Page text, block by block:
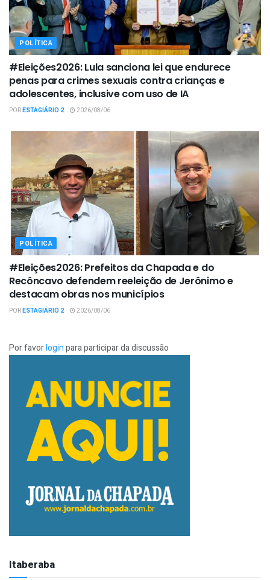
POLÍTICA
#Eleições2026: Lula sanciona lei que endurece
penas para crimes sexuais contra crianças e
adolescentes, inclusive com uso de IA
PORESTAGIÁRIO 2 2026/08/06
POLÍTICA
#Eleições2026: Prefeitos da Chapada e do
Recôncavo defendem reeleição de Jerônimo e
destacam obras nos municípios
PORESTAGIÁRIO 2 2026/08/06
Por favorloginpara participar da discussão
Itaberaba